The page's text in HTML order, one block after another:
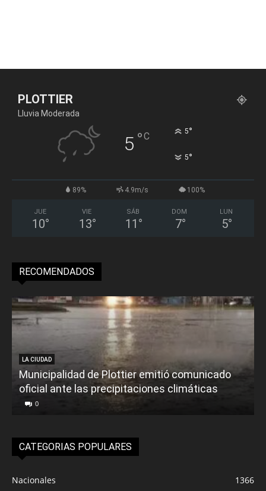
PLOTTIER
Lluvia Moderada
5 °C 5°
5°
89% 4.9m/s 100%
JUE
10°
VIE
13°
SÁB
11 °
DOM
7°
LUN
5°
RECOMENDADOS
LA CIUDAD
Municipalidad de Plottier emitió comunicado
oficial ante las precipitaciones climáticas
0
CATEGORIAS POPULARES
Nacionales
1366